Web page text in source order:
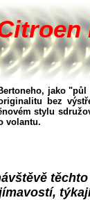
jako
bez
stylu
volantu.